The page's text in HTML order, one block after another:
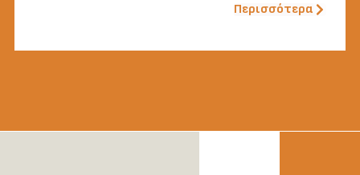
Περισσότερα